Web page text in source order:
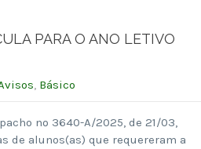
PARA O ANO LETIVO
, Básico
nº 3640-A/2025, de 21/03,
de alunos(as) que requereram a